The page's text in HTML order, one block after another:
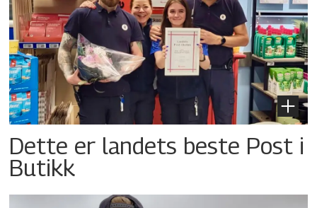
Dette er landets beste Post i
Butikk